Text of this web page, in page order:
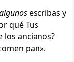
algunosescribas y
qué Tus
los ancianos?
pan».